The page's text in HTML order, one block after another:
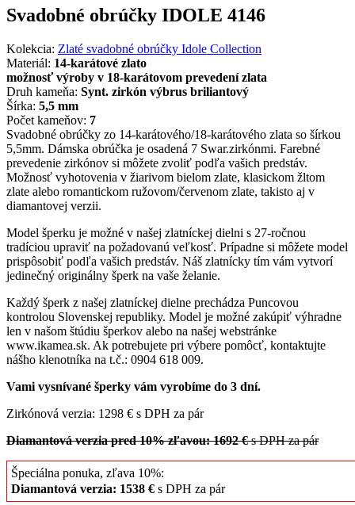
Svadobné obrúčky IDOLE 4146
Kolekcia: Zlaté svadobné obrúčky Idole Collection
Materiál: 14-karátové zlato
možnosť výroby v 18-karátovom prevedení zlata
Druh kameňa: Synt. zirkón výbrus briliantový
Šírka: 5,5 mm
Počet kameňov: 7
Svadobné obrúčky zo 14-karátového/18-karátového zlata so šírkou
5,5mm. Dámska obrúčka je osadená 7 Swar.zirkónmi. Farebné
prevedenie zirkónov si môžete zvoliť podľa vašich predstáv.
Možnosť vyhotovenia v žiarivom bielom zlate, klasickom žltom
zlate alebo romantickom ružovom/červenom zlate, takisto aj v
diamantovej verzii.
Model šperku je možné v našej zlatníckej dielni s 27-ročnou
tradíciou upraviť na požadovanú veľkosť. Prípadne si môžete model
prispôsobiť podľa vašich predstáv. Náš zlatnícky tím vám vytvorí
jedinečný originálny šperk na vaše želanie.
Každý šperk z našej zlatníckej dielne prechádza Puncovou
kontrolou Slovenskej republiky. Model je možné zakúpiť výhradne
len v našom štúdiu šperkov alebo na našej webstránke
www.ikamea.sk. Ak potrebujete pri výbere pomôcť, kontaktujte
nášho klenotníka na t.č.: 0904 618 009.
Vami vysnívané šperky vám vyrobíme do 3 dní.
Zirkónová verzia: 1298 € s DPH za pár
Diamantová verzia pred 10% zľavou: 1692 €s DPH za pár
Špeciálna ponuka, zľava 10%:
Diamantová verzia: 1538 € s DPH za pár